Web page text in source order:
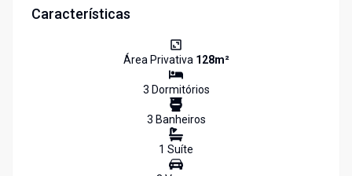
Características
Área Privativa 128m²
3 Dormitórios
3 Banheiros
1 Suíte